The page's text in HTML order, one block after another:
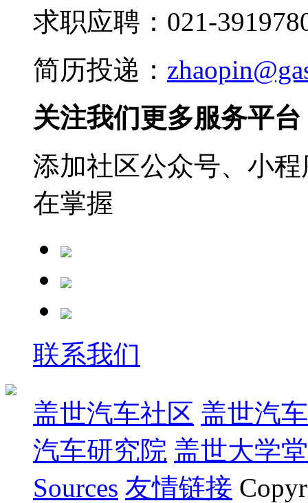
求职应聘：021-
简历投递：
关注我们更多服务平台
添加社区公众号、小
在掌握
联系我们
盖世汽车社区 盖世汽
汽车研究院 盖世大学堂
Sources 友情链接